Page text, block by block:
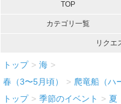
TOP
カテゴリ一覧
リクエ
トップ > 海 >
春（3〜5月頃）
> 爬竜船（ハ
トップ > 季節のイベント > 夏